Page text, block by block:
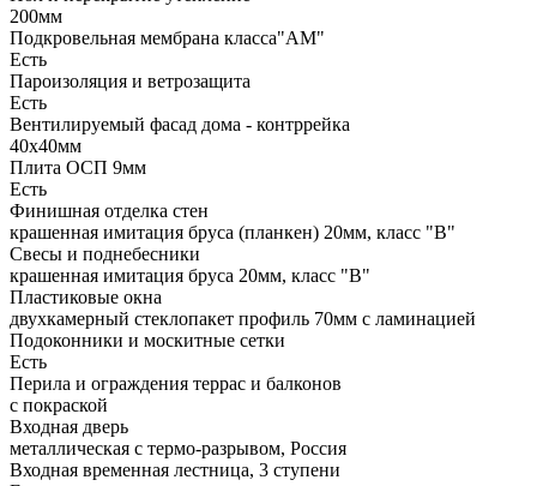
200мм
Подкровельная мембрана класса"АМ"
Есть
Пароизоляция и ветрозащита
Есть
Вентилируемый фасад дома - контррейка
40х40мм
Плита ОСП 9мм
Есть
Финишная отделка стен
крашенная имитация бруса (планкен) 20мм, класс "В"
Свесы и поднебесники
крашенная имитация бруса 20мм, класс "В"
Пластиковые окна
двухкамерный стеклопакет профиль 70мм с ламинацией
Подоконники и москитные сетки
Есть
Перила и ограждения террас и балконов
с покраской
Входная дверь
металлическая с термо-разрывом, Россия
Входная временная лестница, 3 ступени